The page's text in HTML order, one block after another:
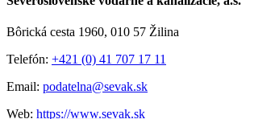
Bar
Bôrická cesta 1960, 010 57 Žilina
Telefón: +421 (0) 41 707 17 11
Email: podatelna@sevak.sk
Web: https://www.sevak.sk